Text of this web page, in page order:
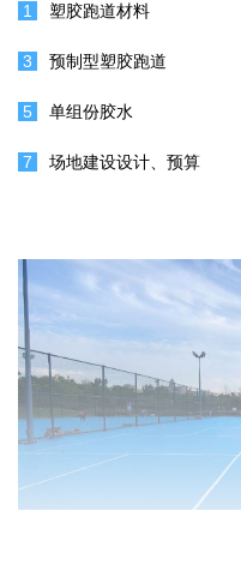
1 塑胶跑道材料
3 预制型塑胶跑道
5 单组份胶水
7 场地建设设计、预算